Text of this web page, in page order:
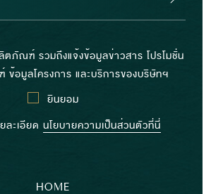
ภัณฑ์ รวมถึงแจ้งข้อมูลข่าวสาร โปรโมชั่น
อมูลโครงการ และบริการของบริษัทฯ
ยินยอม
ะเอียด นโยบายความเป็นส่วนตัวที่นี่
HOME